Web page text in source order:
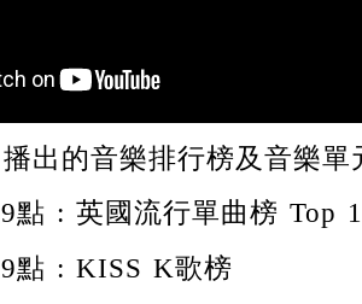
出的音樂排行榜及音樂單
點 : 英國流行單曲榜 Top
點 : KISS K歌榜